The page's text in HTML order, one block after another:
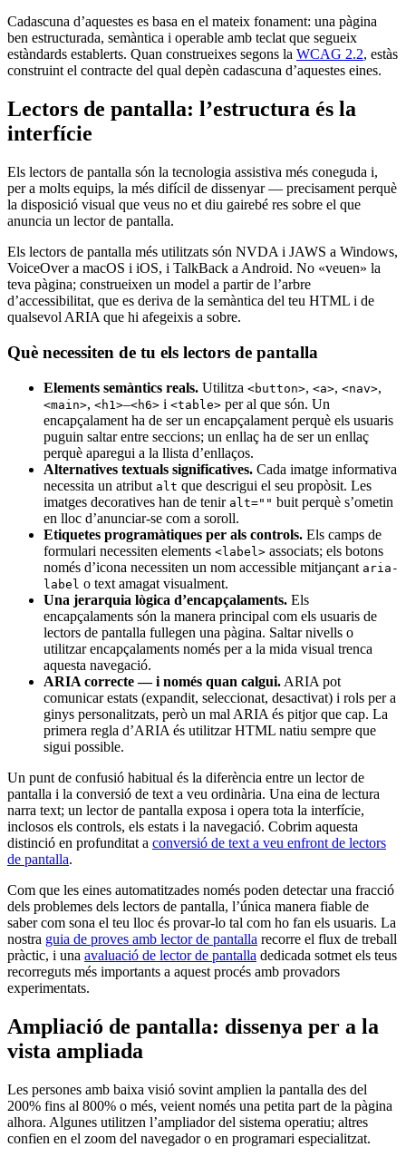
Cadascuna d’aquestes es basa en el mateix fonament: una pàgina
ben estructurada, semàntica i operable amb teclat que segueix
estàndards establerts. Quan construeixes segons la WCAG 2.2, estàs
construint el contracte del qual depèn cadascuna d’aquestes eines.
Lectors de pantalla: l’estructura és la
interfície
Els lectors de pantalla són la tecnologia assistiva més coneguda i,
per a molts equips, la més difícil de dissenyar — precisament perquè
la disposició visual que veus no et diu gairebé res sobre el que
anuncia un lector de pantalla.
Els lectors de pantalla més utilitzats són NVDA i JAWS a Windows,
VoiceOver a macOS i iOS, i TalkBack a Android. No «veuen» la
teva pàgina; construeixen un model a partir de l’arbre
d’accessibilitat, que es deriva de la semàntica del teu HTML i de
qualsevol ARIA que hi afegeixis a sobre.
Què necessiten de tu els lectors de pantalla
Elements semàntics reals. Utilitza <button>, <a>, <nav>,
<main>, <h1>–<h6> i <table> per al que són. Un
encapçalament ha de ser un encapçalament perquè els usuaris
puguin saltar entre seccions; un enllaç ha de ser un enllaç
perquè aparegui a la llista d’enllaços.
Alternatives textuals significatives. Cada imatge informativa
necessita un atribut alt que descrigui el seu propòsit. Les
imatges decoratives han de tenir alt="" buit perquè s’ometin
en lloc d’anunciar-se com a soroll.
Etiquetes programàtiques per als controls. Els camps de
formulari necessiten elements <label> associats; els botons
només d’icona necessiten un nom accessible mitjançant aria-
label o text amagat visualment.
Una jerarquia lògica d’encapçalaments. Els
encapçalaments són la manera principal com els usuaris de
lectors de pantalla fullegen una pàgina. Saltar nivells o
utilitzar encapçalaments només per a la mida visual trenca
aquesta navegació.
ARIA correcte — i només quan calgui. ARIA pot
comunicar estats (expandit, seleccionat, desactivat) i rols per a
ginys personalitzats, però un mal ARIA és pitjor que cap. La
primera regla d’ARIA és utilitzar HTML natiu sempre que
sigui possible.
Un punt de confusió habitual és la diferència entre un lector de
pantalla i la conversió de text a veu ordinària. Una eina de lectura
narra text; un lector de pantalla exposa i opera tota la interfície,
inclosos els controls, els estats i la navegació. Cobrim aquesta
distinció en profunditat a conversió de text a veu enfront de lectors
de pantalla.
Com que les eines automatitzades només poden detectar una fracció
dels problemes dels lectors de pantalla, l’única manera fiable de
saber com sona el teu lloc és provar-lo tal com ho fan els usuaris. La
nostra guia de proves amb lector de pantalla recorre el flux de treball
pràctic, i una avaluació de lector de pantalla dedicada sotmet els teus
recorreguts més importants a aquest procés amb provadors
experimentats.
Ampliació de pantalla: dissenya per a la
vista ampliada
Les persones amb baixa visió sovint amplien la pantalla des del
200% fins al 800% o més, veient només una petita part de la pàgina
alhora. Algunes utilitzen l’ampliador del sistema operatiu; altres
confien en el zoom del navegador o en programari especialitzat.